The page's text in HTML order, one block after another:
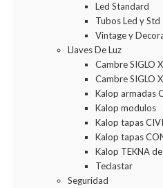
Led Standard
Tubos Led y Std
Vintage y
Llaves De Luz
Cambre SIGLO
Cambre SIGLO
Kalop armadas
Kalop modulos
Kalop tapas
Kalop tapas
Kalop TEKNA
Teclastar
Seguridad